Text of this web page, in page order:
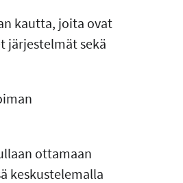
kautta, joita ovat
järjestelmät sekä
ottamaan
keskustelemalla